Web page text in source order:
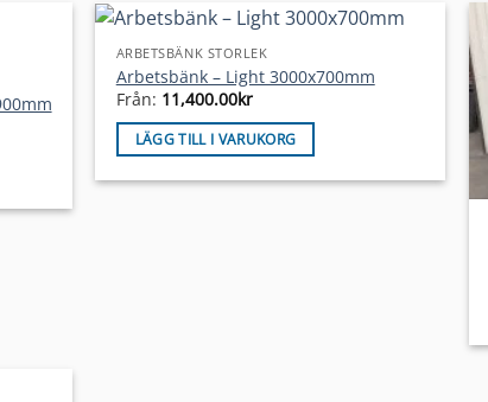
ARBETSBÄNK STORLEK
Arbetsbänk – Light 3000x700mm
Från: 11,400.00kr
LÄGG TILL I VARUKORG